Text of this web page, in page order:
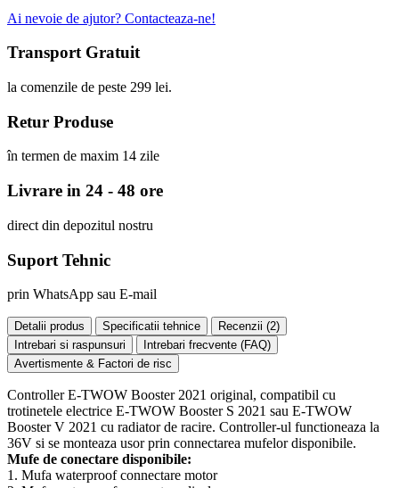
Ai nevoie de ajutor? Contacteaza-ne!
Transport Gratuit
la comenzile de peste 299 lei.
Retur Produse
în termen de maxim 14 zile
Livrare in 24 - 48 ore
direct din depozitul nostru
Suport Tehnic
prin WhatsApp sau E-mail
Detalii produs Specificatii tehnice Recenzii (2)
Intrebari si raspunsuri
Intrebari frecvente (FAQ)
Avertismente & Factori de risc
Controller E-TWOW Booster 2021 original, compatibil cu
trotinetele electrice E-TWOW Booster S 2021 sau E-TWOW
Booster V 2021 cu radiator de racire. Controller-ul functioneaza la
36V si se monteaza usor prin connectarea mufelor disponibile.
Mufe de conectare disponibile:
1. Mufa waterproof connectare motor